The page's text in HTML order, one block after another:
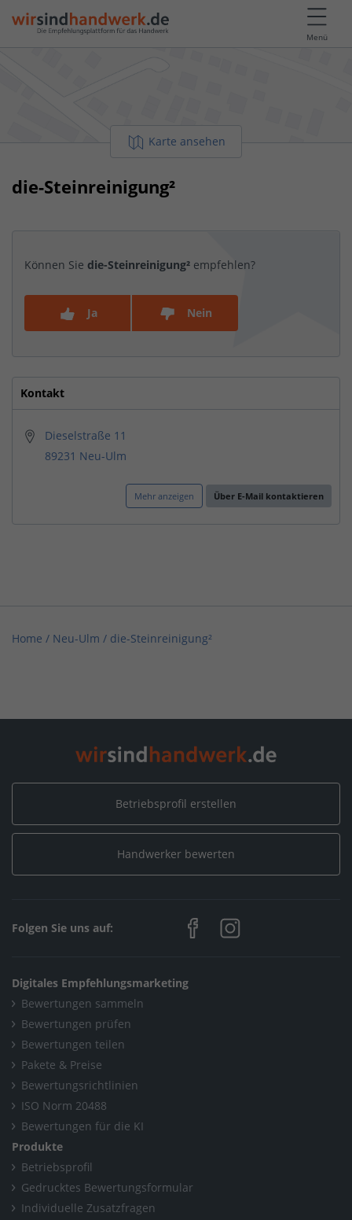
Menü
Karte ansehen
die-Steinreinigung²
Können Sie die-Steinreinigung² empfehlen?
Ja Nein
Kontakt
Dieselstraße 11
89231 Neu-Ulm
Mehr anzeigen Über E-Mail kontaktieren
Home / Neu-Ulm / die-Steinreinigung²
Betriebsprofil erstellen
Handwerker bewerten
Folgen Sie uns auf:
Digitales Empfehlungsmarketing
Bewertungen sammeln
Bewertungen prüfen
Bewertungen teilen
Pakete & Preise
Bewertungsrichtlinien
ISO Norm 20488
Bewertungen für die KI
Produkte
Betriebsprofil
Gedrucktes Bewertungsformular
Individuelle Zusatzfragen